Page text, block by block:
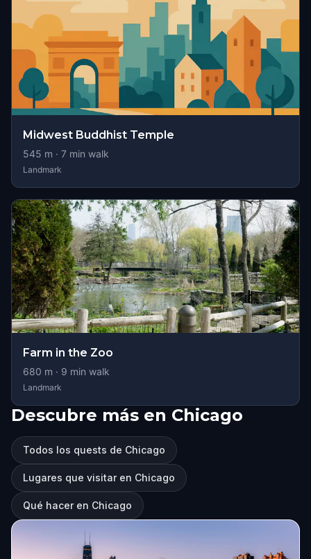
Midwest Buddhist Temple
545 m · 7 min walk
Landmark
Farm in the Zoo
680 m · 9 min walk
Landmark
Descubre más en Chicago
Todos los quests de Chicago
Lugares que visitar en Chicago
Qué hacer en Chicago